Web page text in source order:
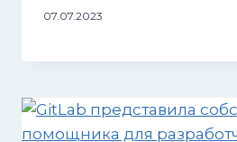
07.07.2023